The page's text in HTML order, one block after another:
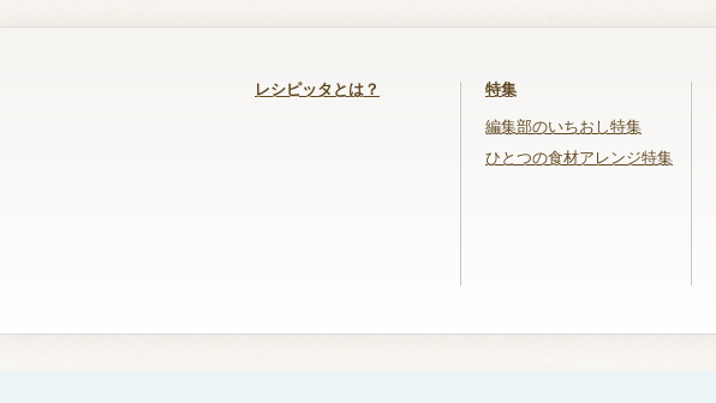
レシピッタとは？ 特集
編集部のいちおし特集
ひとつの食材アレンジ特集